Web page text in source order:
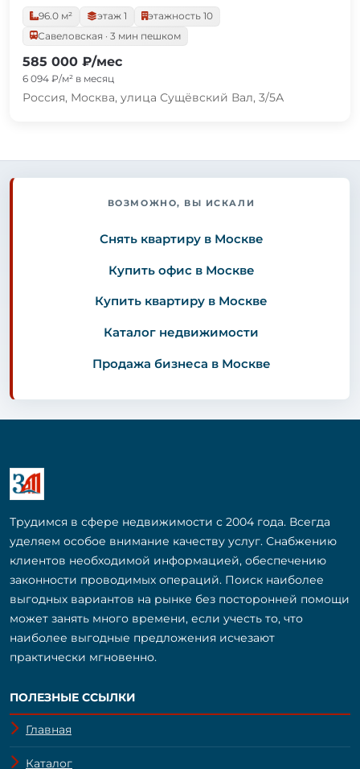
96.0 м²
этаж 1
этажность 10
Савеловская · 3 мин пешком
585 000 ₽/мес
6 094 ₽/м² в месяц
Россия, Москва, улица Сущёвский Вал, 3/5А
ВОЗМОЖНО, ВЫ ИСКАЛИ
Снять квартиру в Москве
Купить офис в Москве
Купить квартиру в Москве
Каталог недвижимости
Продажа бизнеса в Москве
Трудимся в сфере недвижимости с 2004 года. Всегда
уделяем особое внимание качеству услуг. Снабжению
клиентов необходимой информацией, обеспечению
законности проводимых операций. Поиск наиболее
выгодных вариантов на рынке без посторонней помощи
может занять много времени, если учесть то, что
наиболее выгодные предложения исчезают
практически мгновенно.
ПОЛЕЗНЫЕ ССЫЛКИ
Главная
Каталог